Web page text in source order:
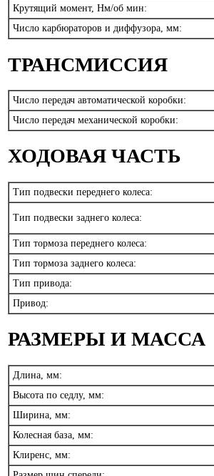
Крутящий момент, Нм/об мин:
Число карбюраторов и диффузора, мм:
ТРАНСМИССИЯ
Число передач автоматической коробки:
Число передач механической коробки:
ХОДОВАЯ ЧАСТЬ
Тип подвески переднего колеса:
Тип подвески заднего колеса:
Тип тормоза переднего колеса:
Тип тормоза заднего колеса:
Тип привода:
Привод:
РАЗМЕРЫ И МАССА
Длина, мм:
Высота по седлу, мм:
Ширина, мм:
Колесная база, мм:
Клиренс, мм: